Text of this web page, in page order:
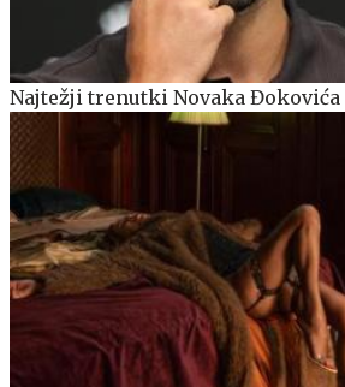
Najtežji trenutki Novaka Đokovića